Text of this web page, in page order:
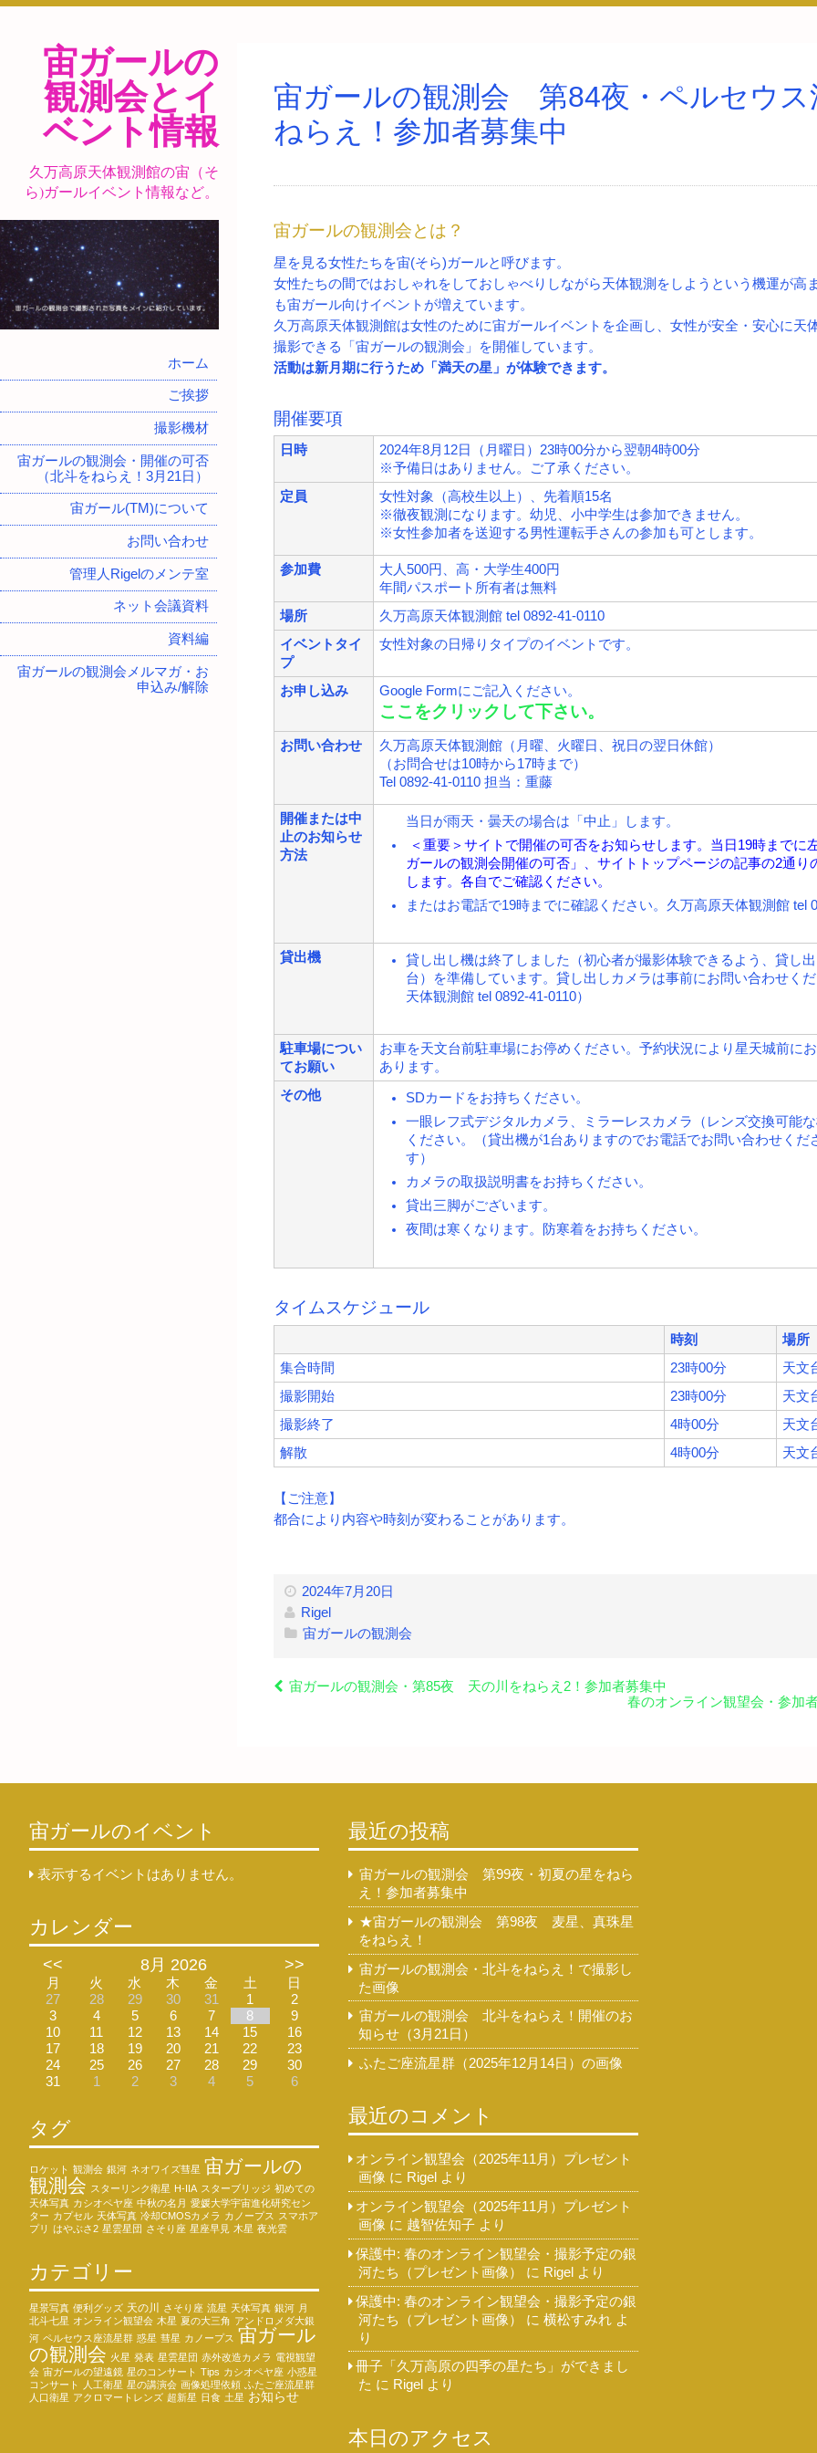
宙ガールの
観測会とイ
ベント情報
久万高原天体観測館の宙（そ
ら)ガールイベント情報など。
ホーム
ご挨拶
撮影機材
宙ガールの観測会・開催の可否
（北斗をねらえ！3月21日）
宙ガール(TM)について
お問い合わせ
管理人Rigelのメンテ室
ネット会議資料
資料編
宙ガールの観測会メルマガ・お
申込み/解除
宙ガールの観測会 第84夜・ペルセウス
ねらえ！参加者募集中
宙ガールの観測会とは？
星を見る女性たちを宙(そら)ガールと呼びます。
女性たちの間ではおしゃれをしておしゃべりしながら天体観測をしようという機運が高
も宙ガール向けイベントが増えています。
久万高原天体観測館は女性のために宙ガールイベントを企画し、女性が安全・安心に天
撮影できる「宙ガールの観測会」を開催しています。
活動は新月期に行うため「満天の星」が体験できます。
開催要項
日時
2024年8月12日（月曜日）23時00分から翌朝4時00分
※予備日はありません。ご了承ください。
定員
女性対象（高校生以上）、先着順15名
※徹夜観測になります。幼児、小中学生は参加できません。
※女性参加者を送迎する男性運転手さんの参加も可とします。
参加費
大人500円、高・大学生400円
年間パスポート所有者は無料
場所
久万高原天体観測館 tel 0892-41-0110
イベントタイ
プ
女性対象の日帰りタイプのイベントです。
お申し込み Google Formにご記入ください。
ここをクリックして下さい。
お問い合わせ
久万高原天体観測館（月曜、火曜日、祝日の翌日休館）
（お問合せは10時から17時まで）
Tel 0892-41-0110 担当：重藤
開催または中
止のお知らせ
方法
当日が雨天・曇天の場合は「中止」します。
＜重要＞サイトで開催の可否をお知らせします。当日19時までに
ガールの観測会開催の可否」、サイトトップページの記事の2通り
します。各自でご確認ください。
またはお電話で19時までに確認ください。久万高原天体観測館 tel
貸出機
貸し出し機は終了しました（初心者が撮影体験できるよう、貸し出
台）を準備しています。貸し出しカメラは事前にお問い合わせく
天体観測館 tel 0892-41-0110）
駐車場につい
てお願い
お車を天文台前駐車場にお停めください。予約状況により星天城前に
あります。
その他
SDカードをお持ちください。
一眼レフ式デジタルカメラ、ミラーレスカメラ（レンズ交換可能
ください。（貸出機が1台ありますのでお電話でお問い合わせくだ
す）
カメラの取扱説明書をお持ちください。
貸出三脚がございます。
夜間は寒くなります。防寒着をお持ちください。
タイムスケジュール
時刻
場所
集合時間
23時00分
天文
撮影開始
23時00分
天文
撮影終了
4時00分
天文
解散
4時00分 天文
【ご注意】
都合により内容や時刻が変わることがあります。
2024年7月20日
Rigel
宙ガールの観測会
宙ガールの観測会・第85夜 天の川をねらえ2！参加者募集中
春のオンライン観望会・参加
宙ガールのイベント
表示するイベントはありません。
カレンダー
<< 8月 2026 >>
月 火 水 木 金 土
日
27
28 29 30 31 1
2
3
4 5 6 7 8
9
10
11 12 13 14 15
16
17
18 19 20 21 22
23
24
25 26 27 28 29
30
31
1 2 3 4 5 6
タグ
ロケット 観測会 銀河 ネオワイズ彗星 宙ガールの
観測会 スターリンク衛星 H-IIA スターブリッジ 初めての
天体写真 カシオペヤ座 中秋の名月 愛媛大学宇宙進化研究セン
ター カプセル 天体写真 冷却CMOSカメラ カノープス スマホア
プリ はやぶさ2 星雲星団 さそり座 星座早見 木星 夜光雲
カテゴリー
星景写真 便利グッズ 天の川 さそり座 流星 天体写真 銀河 月
北斗七星 オンライン観望会 木星 夏の大三角 アンドロメダ大銀
河 ペルセウス座流星群 惑星 彗星 カノープス 宙ガール
の観測会 火星 発表 星雲星団 赤外改造カメラ 電視観望
会 宙ガールの望遠鏡 星のコンサート Tips カシオペヤ座 小惑星
コンサート
人工衛星 星の講演会 画像処理依頼 ふたご座流星群
人口衛星 アクロマートレンズ 超新星 日食 土星 お知らせ
最近の投稿
宙ガールの観測会 第99夜・初夏の星をねら
え！参加者募集中
★宙ガールの観測会 第98夜 麦星、真珠星
をねらえ！
宙ガールの観測会・北斗をねらえ！で撮影し
た画像
宙ガールの観測会 北斗をねらえ！開催のお
知らせ（3月21日）
ふたご座流星群（2025年12月14日）の画像
最近のコメント
オンライン観望会（2025年11月）プレゼント
画像 に Rigel より
オンライン観望会（2025年11月）プレゼント
画像 に 越智佐知子 より
保護中: 春のオンライン観望会・撮影予定の銀
河たち（プレゼント画像）
に Rigel より
保護中: 春のオンライン観望会・撮影予定の銀
河たち（プレゼント画像）
に横松すみれ よ
り
冊子「久万高原の四季の星たち」ができまし
た に Rigel より
本日のアクセス